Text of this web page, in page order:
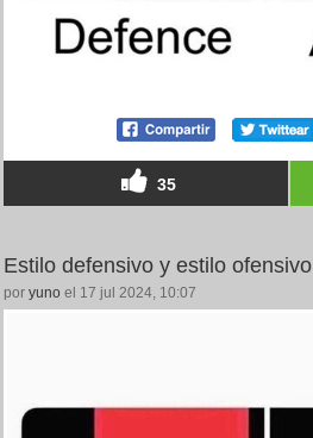
35
Estilo defensivo y estilo ofensivo
por yuno el 17 jul 2024, 10:07